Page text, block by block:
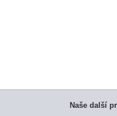
Naše další